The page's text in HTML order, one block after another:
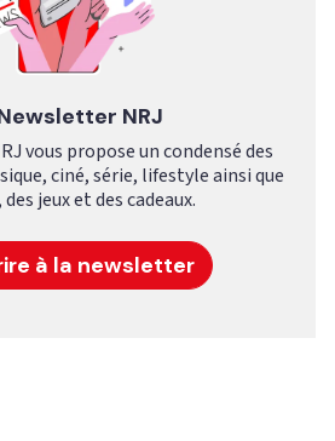
NRJ
vous propose un condensé des
ciné, série, lifestyle ainsi que
jeux et des cadeaux.
à la newsletter